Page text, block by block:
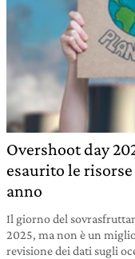
Overshoot day
esaurito le
anno
Il giorno del
2025, ma non è un
revisione dei dati sugli